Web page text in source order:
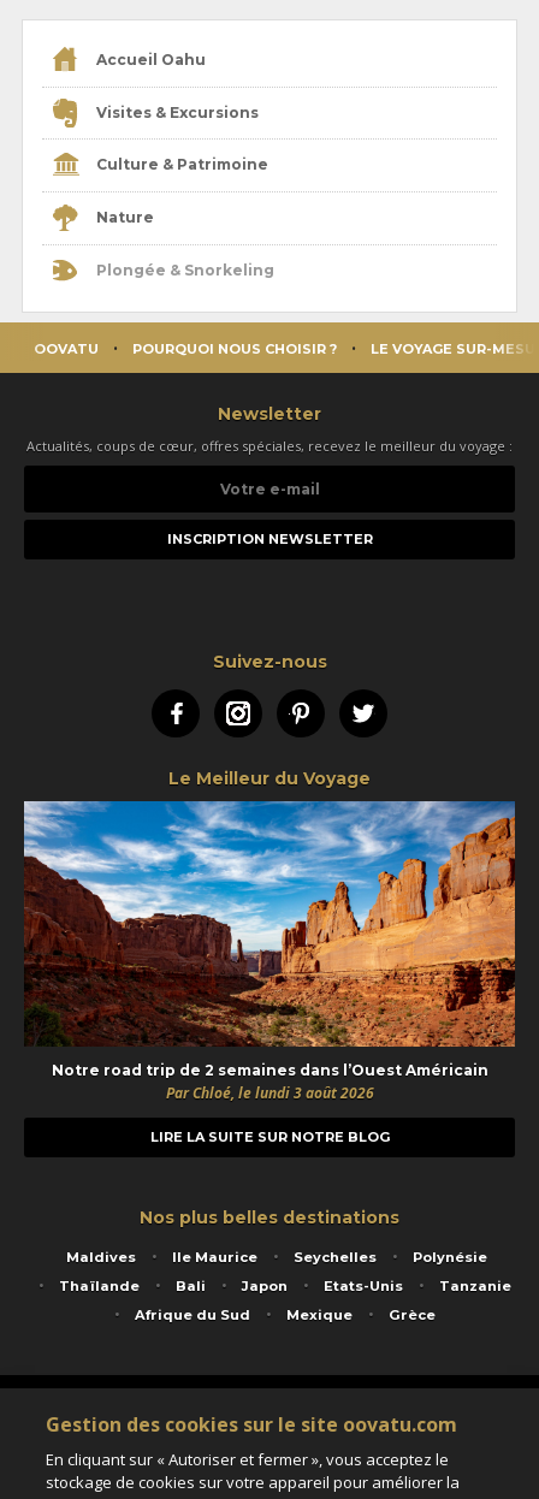
Accueil Oahu
Visites & Excursions
Culture & Patrimoine
Nature
Plongée & Snorkeling
OOVATU POURQUOI NOUS CHOISIR ? LE VOYAGE SUR-
Newsletter
Actualités, coups de cœur, offres spéciales, recevez le meilleur du voyage :
e-
Suivez-nous
FacebookInstagramPinterestTwitter
Le Meilleur du Voyage
Notre road trip de 2 semaines dans l’Ouest Américain
Par Chloé, le lundi 3 août 2026
LIRE LA SUITE SUR NOTRE BLOG
Nos plus belles destinations
Maldives Ile Maurice Seychelles
Polynésie
Thaïlande
Bali Japon Etats-Unis
Tanzanie
Afrique du Sud
Mexique Grèce
Service animé par Nautil Voyages - 22 rue Georges Picquart 75017 Paris - S.A.S
au capital de 155 696 euros - RCS Paris B 423 671 973 - Code APE 7911Z
Matricule Atout France IM075100020 - Garantie financière Groupama - Agrément IATA
Assurance responsabilité civile et professionnelle HISCOX RCP0081066
Gestion des cookies sur le site oovatu.com
En cliquant sur « Autoriser et fermer », vous acceptez le
stockage de cookies sur votre appareil pour améliorer la